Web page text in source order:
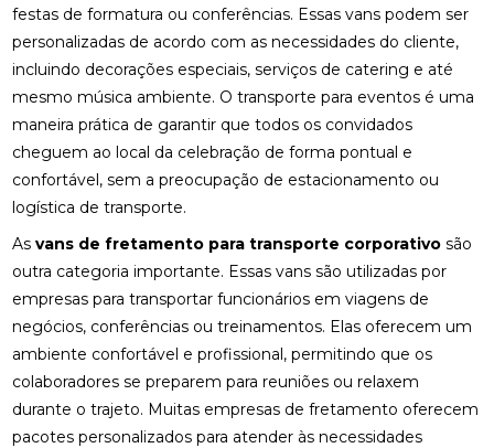
festas de formatura ou conferências. Essas vans podem ser
personalizadas de acordo com as necessidades do cliente,
incluindo decorações especiais, serviços de catering e até
mesmo música ambiente. O transporte para eventos é uma
maneira prática de garantir que todos os convidados
cheguem ao local da celebração de forma pontual e
confortável, sem a preocupação de estacionamento ou
logística de transporte.
Asvans de fretamento para transporte corporativo são
outra categoria importante. Essas vans são utilizadas por
empresas para transportar funcionários em viagens de
negócios, conferências ou treinamentos. Elas oferecem um
ambiente confortável e profissional, permitindo que os
colaboradores se preparem para reuniões ou relaxem
durante o trajeto. Muitas empresas de fretamento oferecem
pacotes personalizados para atender às necessidades